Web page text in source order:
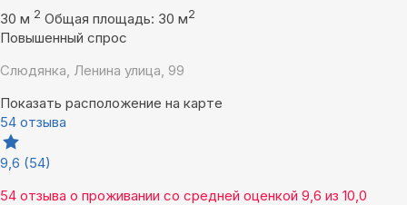
30 м 2 Общая площадь: 30 м2
Повышенный спрос
Слюдянка, Ленина улица, 99
Показать расположение на карте
54 отзыва
9,6 (54)
54 отзыва о проживании со средней оценкой 9,6 из 10,0